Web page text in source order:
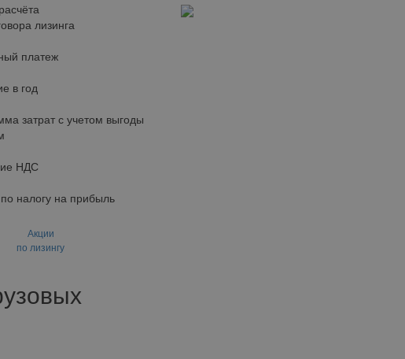
лизинга
платеж
в год
затрат с учетом выгоды
НДС
налогу на прибыль
Акции
по лизингу